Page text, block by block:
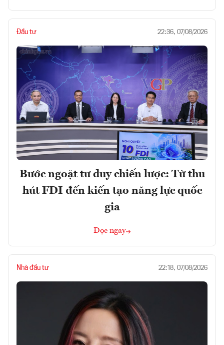
Đầu tư 22:36, 07/08/2026
Bước ngoặt tư duy chiến lược: Từ thu
hút FDI đến kiến tạo năng lực quốc
gia
Đọc ngay
Nhà đầu tư 22:18, 07/08/2026